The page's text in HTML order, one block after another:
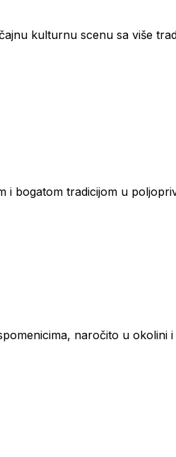
kulturnu scenu sa više
i bogatom tradicijom u
naročito u okolini